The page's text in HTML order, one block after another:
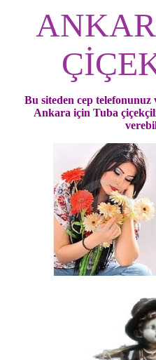
Bu siteden cep
Ankara için Tuba